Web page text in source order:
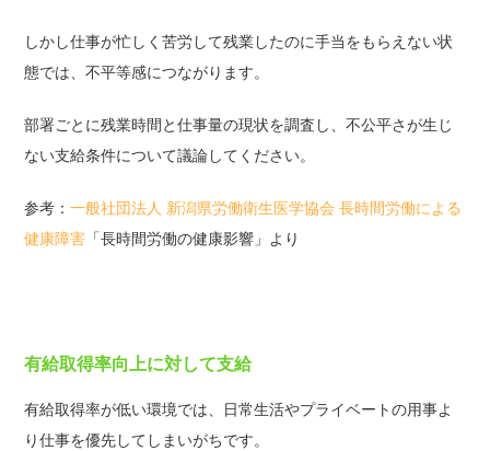
しかし仕事が忙しく苦労して残業したのに手当をもらえない状
態では、不平等感につながります。
部署ごとに残業時間と仕事量の現状を調査し、不公平さが生じ
ない支給条件について議論してください。
参考：一般社団法人 新潟県労働衛生医学協会 長時間労働による
健康障害 「長時間労働の健康影響」より
有給取得率向上に対して支給
有給取得率が低い環境では、日常生活やプライベートの用事よ
り仕事を優先してしまいがちです。